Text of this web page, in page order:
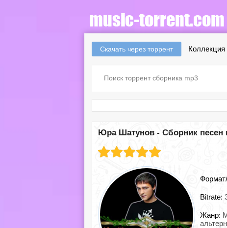
Скачать через торрент Коллекция
Юра Шатунов - Сборник песен
Bitrate:
Жанр: